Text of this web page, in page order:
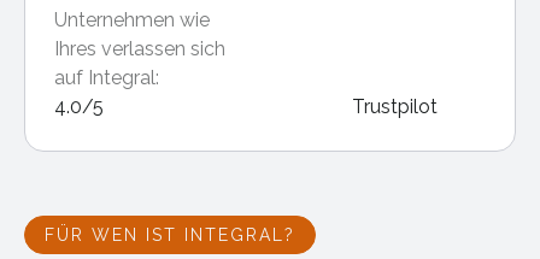
Unternehmen wie
Ihres verlassen sich
auf Integral:
4.0/5
Trustpilot
FÜR WEN IST INTEGRAL?